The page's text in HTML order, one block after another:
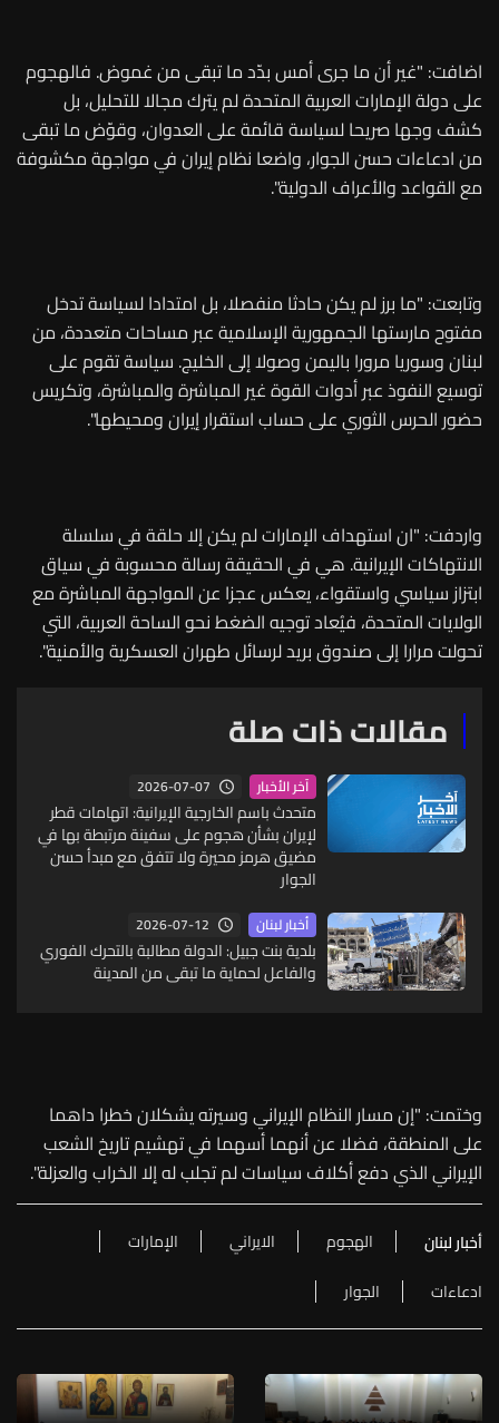
اضافت: "غير أن ما جرى أمس بدّد ما تبقى من غموض. فالهجوم
على دولة الإمارات العربية المتحدة لم يترك مجالا للتحليل، بل
كشف وجها صريحا لسياسة قائمة على العدوان، وقوّض ما تبقى
من ادعاءات حسن الجوار، واضعا نظام إيران في مواجهة مكشوفة
مع القواعد والأعراف الدولية".
وتابعت: "ما برز لم يكن حادثا منفصلا، بل امتدادا لسياسة تدخل
مفتوح مارستها الجمهورية الإسلامية عبر مساحات متعددة، من
لبنان وسوريا مرورا باليمن وصولا إلى الخليج. سياسة تقوم على
توسيع النفوذ عبر أدوات القوة غير المباشرة والمباشرة، وتكريس
حضور الحرس الثوري على حساب استقرار إيران ومحيطها".
واردفت: "ان استهداف الإمارات لم يكن إلا حلقة في سلسلة
الانتهاكات الإيرانية. هي في الحقيقة رسالة محسوبة في سياق
ابتزاز سياسي واستقواء، يعكس عجزا عن المواجهة المباشرة مع
الولايات المتحدة، فيُعاد توجيه الضغط نحو الساحة العربية، التي
تحولت مرارا إلى صندوق بريد لرسائل طهران العسكرية والأمنية".
مقالات ذات صلة
آخر الأخبار 2026-07-07
متحدث باسم الخارجية الإيرانية: اتهامات قطر
لإيران بشأن هجوم على سفينة مرتبطة بها في
مضيق هرمز محيرة ولا تتفق مع مبدأ حسن
الجوار
أخبار لبنان 2026-07-12
بلدية بنت جبيل: الدولة مطالبة بالتحرك الفوري
والفاعل لحماية ما تبقى من المدينة
وختمت: "إن مسار النظام الإيراني وسيرته يشكلان خطرا داهما
على المنطقة، فضلا عن أنهما أسهما في تهشيم تاريخ الشعب
الإيراني الذي دفع أكلاف سياسات لم تجلب له إلا الخراب والعزلة".
أخبار لبنان الهجوم الايراني
الإمارات
ادعاءات
الجوار